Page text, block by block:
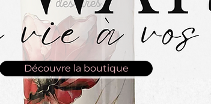
Découvre la boutique